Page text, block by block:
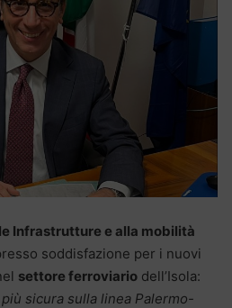
Infrastrutture e alla mobilità
soddisfazione per i nuovi
settore ferroviario dell’Isola:
sicura sulla linea Palermo-